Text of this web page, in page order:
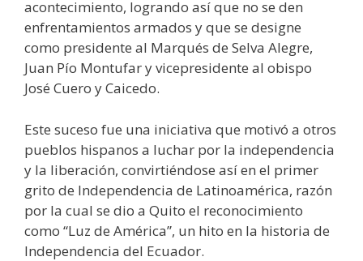
acontecimiento, logrando así que no se den
enfrentamientos armados y que se designe
como presidente al Marqués de Selva Alegre,
Juan Pío Montufar y vicepresidente al obispo
José Cuero y Caicedo.
Este suceso fue una iniciativa que motivó a otros
pueblos hispanos a luchar por la independencia
y la liberación, convirtiéndose así en el primer
grito de Independencia de Latinoamérica, razón
por la cual se dio a Quito el reconocimiento
como “Luz de América”, un hito en la historia de
Independencia del Ecuador.